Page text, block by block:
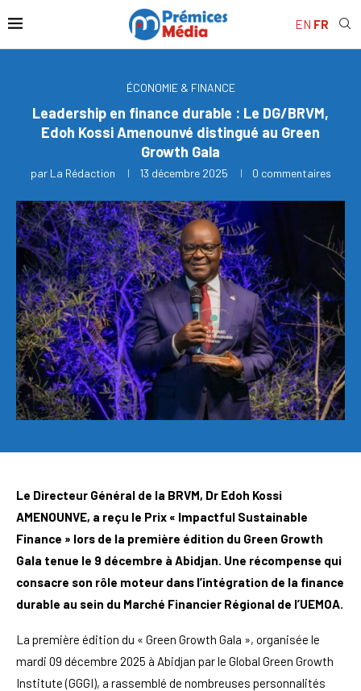
EN FR
ÉCONOMIE & FINANCE
Leadership en finance durable : Le DG/BRVM,
Edoh Kossi Amenounvé distingué au Green
Growth Gala
par La Rédaction 13 décembre 2025 0 commentaires
Le Directeur Général de la BRVM, Dr Edoh Kossi
AMENOUNVE, a reçu le Prix « Impactful Sustainable
Finance » lors de la première édition du Green Growth
Gala tenue le 9 décembre à Abidjan. Une récompense qui
consacre son rôle moteur dans l’intégration de la finance
durable au sein du Marché Financier Régional de l’UEMOA.
La première édition du « Green Growth Gala », organisée le
mardi 09 décembre 2025 à Abidjan par le Global Green Growth
Institute (GGGI), a rassemblé de nombreuses personnalités